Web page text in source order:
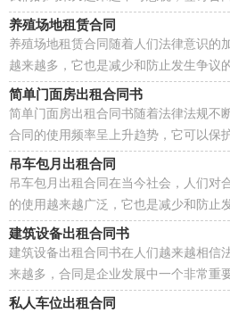
么大家知道合法的合同书怎么写吗？下
养殖场地租赁合同
养殖场地租赁合同随着人们法律意识的
越来越多，它也是减少和防止发生争议
拟定？想必这让大家都很苦恼吧，以下
简单门面房出租合同书
简单门面房出租合同书随着法律法规不
合同的使用频率呈上升趋势，它可以保
友都对拟合同感到非常苦恼吧，以下是
吊车包月出租合同
吊车包月出租合同在当今社会，人们对
的使用越来越广泛，它也是减少和防止
合同的主要内容是什么吗？下面是小编
建筑设备出租合同书
建筑设备出租合同书在人们越来越相信
来越多，合同是企业发展中一个非常重
定合同的时候需要注意什么问题呢？以
私人车位出租合同